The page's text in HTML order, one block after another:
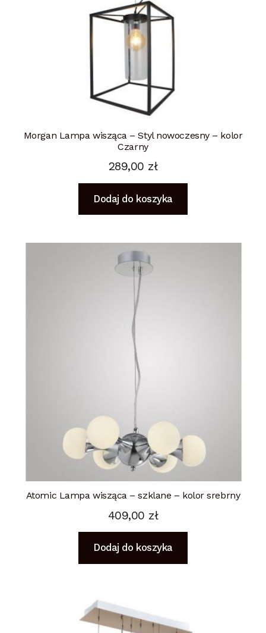
Morgan Lampa wisząca – Styl nowoczesny – kolor
Czarny
289,00 zł
Dodaj do koszyka
Atomic Lampa wisząca – szklane – kolor srebrny
409,00 zł
Dodaj do koszyka